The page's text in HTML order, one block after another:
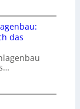
das